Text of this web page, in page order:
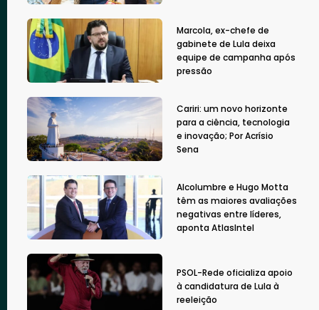
Marcola, ex-chefe de
gabinete de Lula deixa
equipe de campanha após
pressão
Cariri: um novo horizonte
para a ciência, tecnologia
e inovação; Por Acrísio
Sena
Alcolumbre e Hugo Motta
têm as maiores avaliações
negativas entre líderes,
aponta AtlasIntel
PSOL-Rede oficializa apoio
à candidatura de Lula à
reeleição